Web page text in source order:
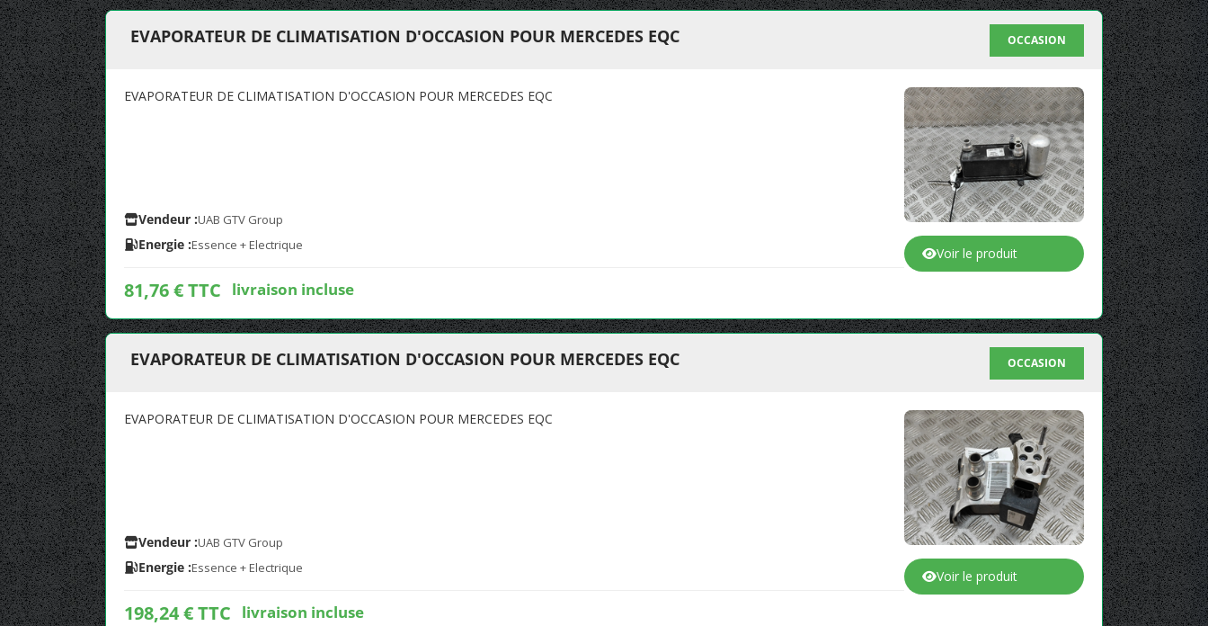
EVAPORATEUR DE CLIMATISATION D'OCCASION POUR MERCEDES EQC OCCASION
EVAPORATEUR DE CLIMATISATION D'OCCASION POUR MERCEDES EQC
Vendeur :UAB GTV Group
Energie :Essence + Electrique
81,76 € TTC livraison incluse
Voir le produit
EVAPORATEUR DE CLIMATISATION D'OCCASION POUR MERCEDES EQC OCCASION
EVAPORATEUR DE CLIMATISATION D'OCCASION POUR MERCEDES EQC
Vendeur :UAB GTV Group
Energie :Essence + Electrique
198,24 € TTC livraison incluse
Voir le produit